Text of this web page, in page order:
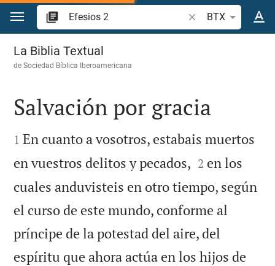
Ir a un contenido
Buscar versículo
BTX
Efesios 2
La Biblia Textual
deSociedad Bíblica Iberoamericana

Salvación por gracia

1 En cuanto a vosotros, estabais muertos
en vuestros delitos y pecados, 

2 en los
cuales anduvisteis en otro tiempo, según
el curso de este mundo, conforme al
príncipe de la potestad del aire, del
espíritu que ahora actúa en los hijos de